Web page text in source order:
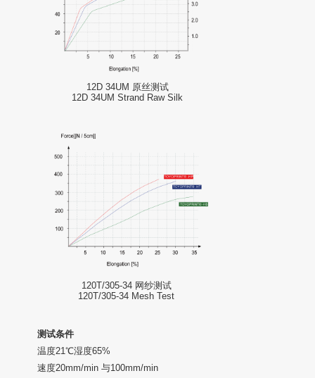
12D 34UM 原丝测试
12D 34UM Strand Raw Silk
120T/305-34 网纱测试
120T/305-34 Mesh Test
测试条件
温度21℃湿度65%
速度20mm/min 与100mm/min